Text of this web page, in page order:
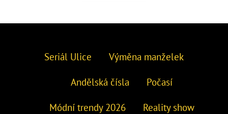
Seriál Ulice Výměna manželek
Andělská čísla Počasí
Módní trendy 2026 Reality show